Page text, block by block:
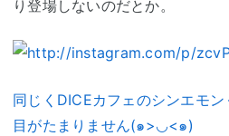
り登場しないのだとか。
同じくDICEカフェのシンエモ
目がたまりません(๑>◡<๑)